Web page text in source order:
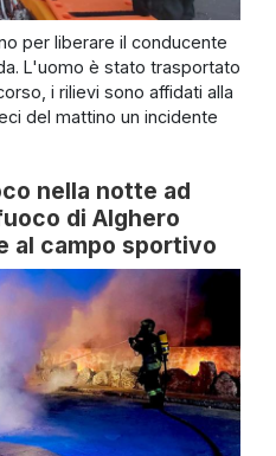
per liberare il conducente
L'uomo è stato trasportato
i rilievi sono affidati alla
del mattino un incidente
nella notte ad
di Alghero
al campo sportivo